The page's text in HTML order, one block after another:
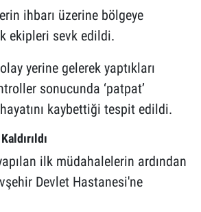
ihbarı üzerine bölgeye
ekipleri sevk edildi.
yerine gelerek yaptıkları
sonucunda ‘patpat’
kaybettiği tespit edildi.
ilk müdahalelerin ardından
Devlet Hastanesi'ne